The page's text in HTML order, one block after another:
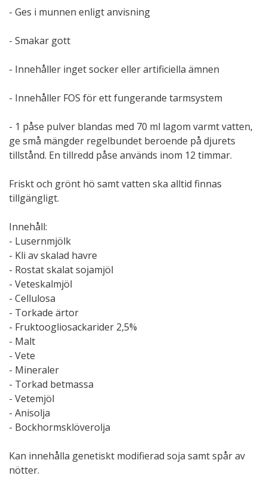
- Ges i munnen enligt anvisning
- Smakar gott
- Innehåller inget socker eller artificiella ämnen
- Innehåller FOS för ett fungerande tarmsystem
- 1 påse pulver blandas med 70 ml lagom varmt vatten,
ge små mängder regelbundet beroende på djurets
tillstånd. En tillredd påse används inom 12 timmar.
Friskt och grönt hö samt vatten ska alltid finnas
tillgängligt.
Innehåll:
- Lusernmjölk
- Kli av skalad havre
- Rostat skalat sojamjöl
- Veteskalmjöl
- Cellulosa
- Torkade ärtor
- Fruktoogliosackarider 2,5%
- Malt
- Vete
- Mineraler
- Torkad betmassa
- Vetemjöl
- Anisolja
- Bockhormsklöverolja
Kan innehålla genetiskt modifierad soja samt spår av
nötter.